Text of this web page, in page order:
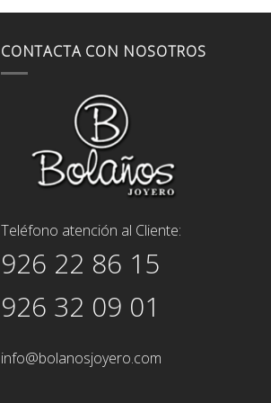
CONTACTA CON NOSOTROS
Teléfono atención al Cliente:
926 22 86 15
926 32 09 01
info@bolanosjoyero.com